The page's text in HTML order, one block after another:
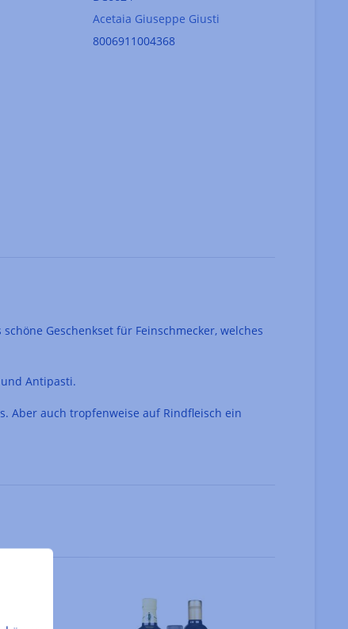
Acetaia Giuseppe Giusti
8006911004368
Geschenkset für Feinschmecker, welches
Antipasti.
Aber auch tropfenweise auf Rindfleisch ein